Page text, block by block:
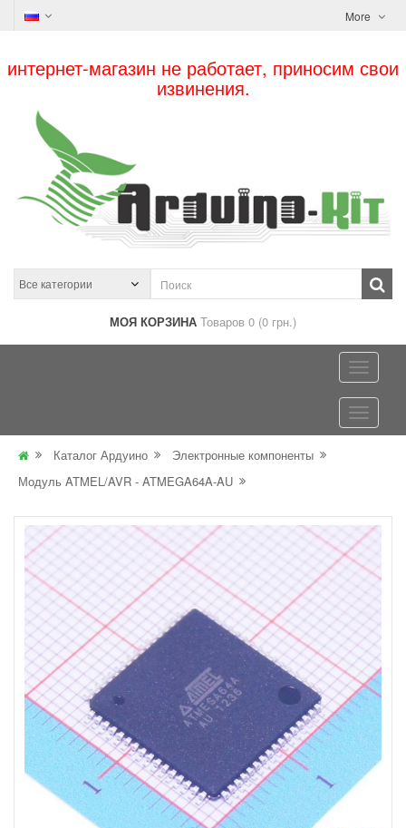
More
интернет-магазин не работает, приносим свои
извинения.
МОЯ КОРЗИНА Товаров 0 (0 грн.)
Каталог Ардуино
Электронные компоненты
Модуль ATMEL/AVR - ATMEGA64A-AU